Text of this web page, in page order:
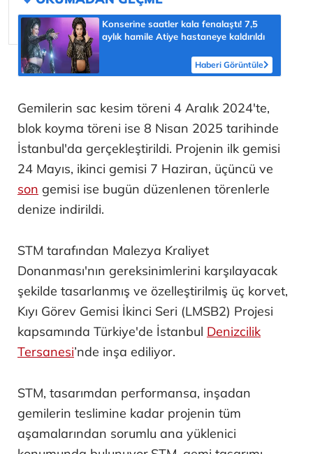
Konserine saatler kala fenalaştı! 7,5
aylık hamile Atiye hastaneye kaldırıldı
Haberi Görüntüle
Gemilerin sac kesim töreni 4 Aralık 2024'te,
blok koyma töreni ise 8 Nisan 2025 tarihinde
İstanbul'da gerçekleştirildi. Projenin ilk gemisi
24 Mayıs, ikinci gemisi 7 Haziran, üçüncü ve
son gemisi ise bugün düzenlenen törenlerle
denize indirildi.
STM tarafından Malezya Kraliyet
Donanması'nın gereksinimlerini karşılayacak
şekilde tasarlanmış ve özelleştirilmiş üç korvet,
Kıyı Görev Gemisi İkinci Seri (LMSB2) Projesi
kapsamında Türkiye'de İstanbul Denizcilik
Tersanesi’nde inşa ediliyor.
STM, tasarımdan performansa, inşadan
gemilerin teslimine kadar projenin tüm
aşamalarından sorumlu ana yüklenici